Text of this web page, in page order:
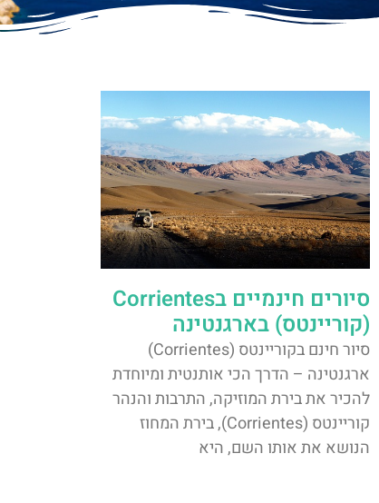
סיורים חינמיים בCorrientes
(קוריינטס) בארגנטינה
סיור חינם בקוריינטס (Corrientes)
ארגנטינה – הדרך הכי אותנטית ומיוחדת
להכיר את בירת המוזיקה, התרבות והנהר
קוריינטס (Corrientes), בירת המחוז
הנושא את אותו השם, היא